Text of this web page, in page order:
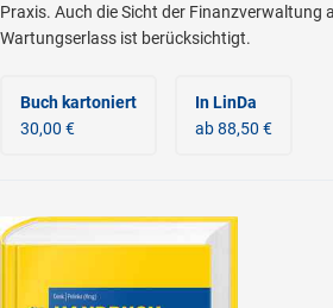
Praxis. Auch die Sicht der Finanzverwaltung
Wartungserlass ist berücksichtigt.
Buch kartoniert
30,00 €
In LinDa
ab 88,50 €